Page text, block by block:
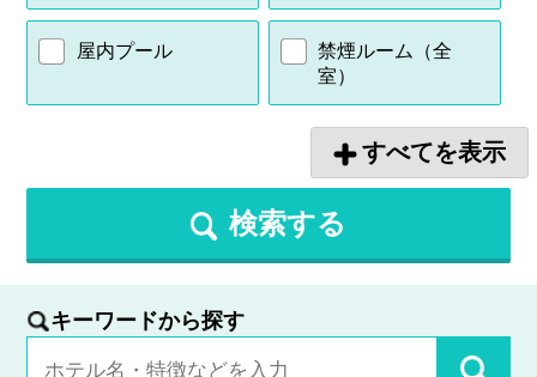
屋内プール
禁煙ルーム（全
室）
すべてを表示
検索する
キーワードから探す